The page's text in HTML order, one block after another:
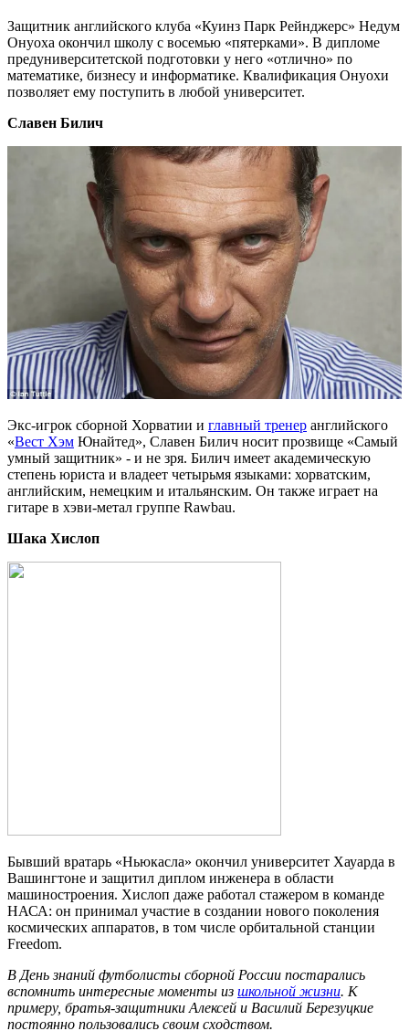
Защитник английского клуба «Куинз Парк Рейнджерс» Недум
Онуоха окончил школу с восемью «пятерками». В дипломе
предуниверситетской подготовки у него «отлично» по
математике, бизнесу и информатике. Квалификация Онуохи
позволяет ему поступить в любой университет.
Славен Билич
Экс-игрок сборной Хорватии и главный тренер английского
«Вест Хэм Юнайтед», Славен Билич носит прозвище «Самый
умный защитник» - и не зря. Билич имеет академическую
степень юриста и владеет четырьмя языками: хорватским,
английским, немецким и итальянским. Он также играет на
гитаре в хэви-метал группе Rawbau.
Шака Хислоп
Бывший вратарь «Ньюкасла» окончил университет Хауарда в
Вашингтоне и защитил диплом инженера в области
машиностроения. Хислоп даже работал стажером в команде
НАСА: он принимал участие в создании нового поколения
космических аппаратов, в том числе орбитальной станции
Freedom.
В День знаний футболисты сборной России постарались
вспомнить интересные моменты из школьной жизни. К
примеру, братья-защитники Алексей и Василий Березуцкие
постоянно пользовались своим сходством.